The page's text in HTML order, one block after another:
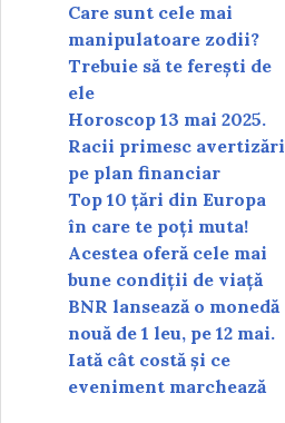
Care sunt cele mai
manipulatoare zodii?
Trebuie să te ferești de
ele
Horoscop 13 mai 2025.
Racii primesc avertizări
pe plan financiar
Top 10 țări din Europa
în care te poți muta!
Acestea oferă cele mai
bune condiții de viață
BNR lansează o monedă
nouă de 1 leu, pe 12 mai.
Iată cât costă și ce
eveniment marchează